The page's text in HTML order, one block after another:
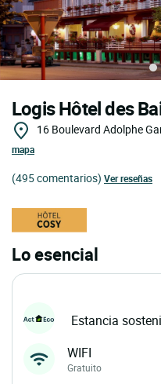
Logis Hôtel des
16 Boulevard Adolphe
mapa
(495 comentarios) Ver reseñas
Lo esencial
Estancia
WIFI
Gratuito